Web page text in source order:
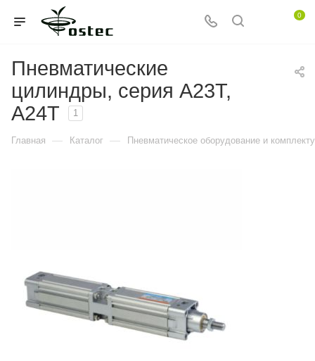
0
Пневматические
цилиндры, серия A23T,
A24T
1
Главная — Каталог — Пневматическое оборудование и